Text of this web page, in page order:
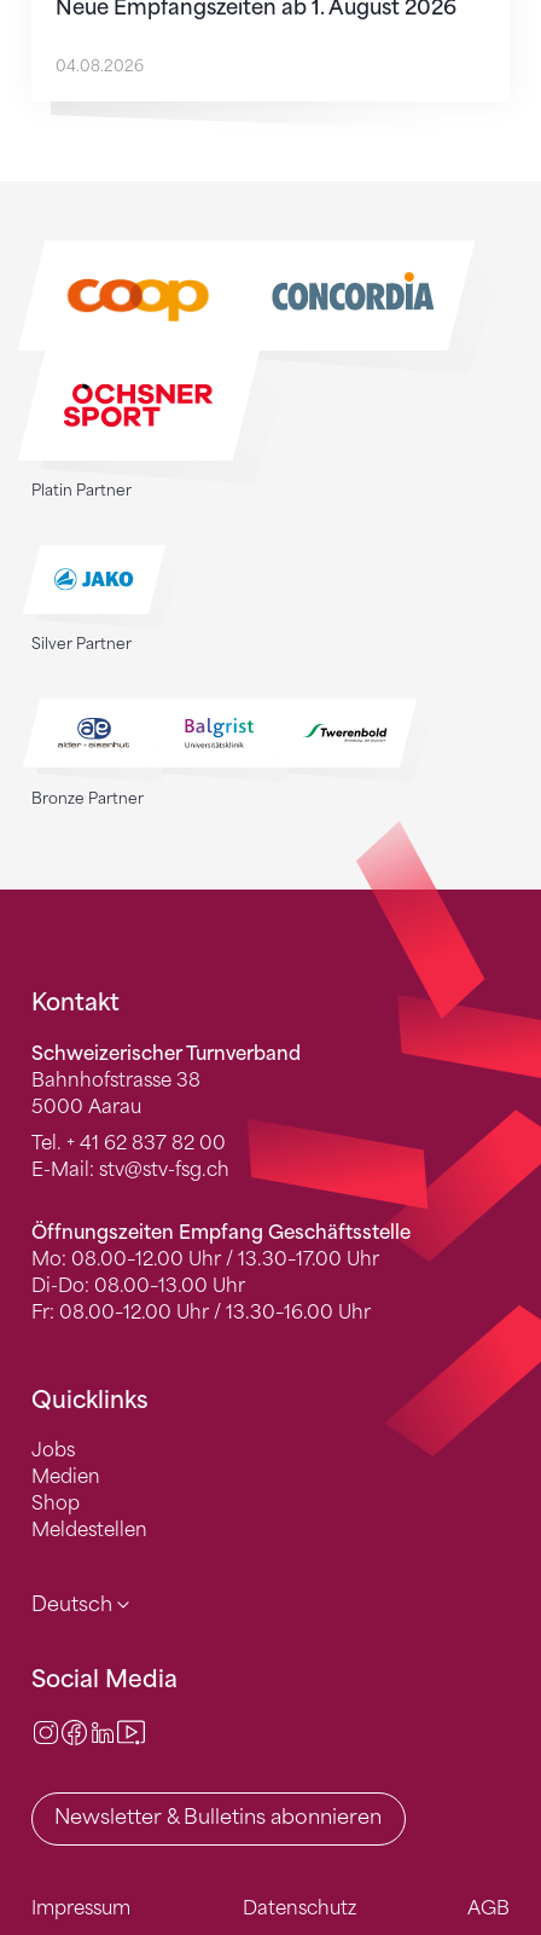
Neue Empfangszeiten ab 1. August 2026
04.08.2026
Platin Partner
Silver Partner
Bronze Partner
Fusszeile
Kontakt
Schweizerischer Turnverband
Bahnhofstrasse 38
5000 Aarau
Tel. + 41 62 837 82 00
E-Mail: stv@stv-fsg.ch
Öffnungszeiten Empfang Geschäftsstelle
Mo: 08.00–12.00 Uhr / 13.30–17.00 Uhr
Di-Do: 08.00–13.00 Uhr
Fr: 08.00–12.00 Uhr / 13.30–16.00 Uhr
Quicklinks
Jobs
Medien
Shop
Meldestellen
Deutsch
Social Media
Instagram
Facebook
LinkedIn
Newsletter & Bulletins abonnieren
Impressum Datenschutz AGB